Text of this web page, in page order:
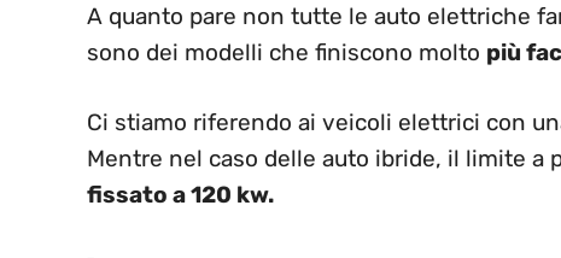
A quanto pare non tutte le auto elettriche
sono dei modelli che finiscono molto più
Ci stiamo riferendo ai veicoli elettrici con
Mentre nel caso delle auto ibride, il limite a
fissato a 120 kw.